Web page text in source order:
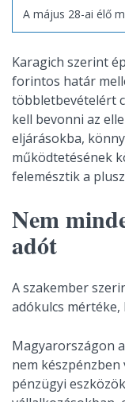
A május 28-ai élő
Karagich szerint
forintos határ
többletbevételért
kell bevonni az
eljárásokba,
működtetésének
felemésztik a
Nem
adót
A szakember
adókulcs mértéke,
Magyarországon
nem
pénzügyi